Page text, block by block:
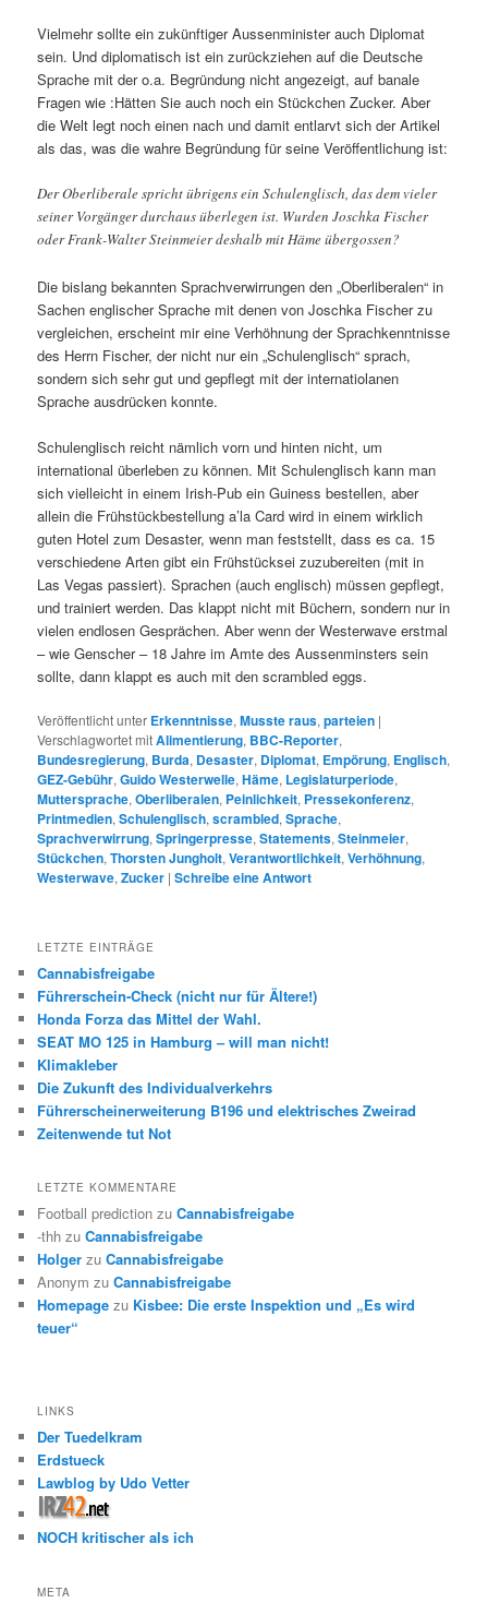
Vielmehr sollte ein zukünftiger Aussenminister auch Diplomat
sein. Und diplomatisch ist ein zurückziehen auf die Deutsche
Sprache mit der o.a. Begründung nicht angezeigt, auf banale
Fragen wie :Hätten Sie auch noch ein Stückchen Zucker. Aber
die Welt legt noch einen nach und damit entlarvt sich der Artikel
als das, was die wahre Begründung für seine Veröffentlichung ist:
Der Oberliberale spricht übrigens ein Schulenglisch, das dem vieler
seiner Vorgänger durchaus überlegen ist. Wurden Joschka Fischer
oder Frank-Walter Steinmeier deshalb mit Häme übergossen?
Die bislang bekannten Sprachverwirrungen den „Oberliberalen“ in
Sachen englischer Sprache mit denen von Joschka Fischer zu
vergleichen, erscheint mir eine Verhöhnung der Sprachkenntnisse
des Herrn Fischer, der nicht nur ein „Schulenglisch“ sprach,
sondern sich sehr gut und gepflegt mit der internatiolanen
Sprache ausdrücken konnte.
Schulenglisch reicht nämlich vorn und hinten nicht, um
international überleben zu können. Mit Schulenglisch kann man
sich vielleicht in einem Irish-Pub ein Guiness bestellen, aber
allein die Frühstückbestellung a’la Card wird in einem wirklich
guten Hotel zum Desaster, wenn man feststellt, dass es ca. 15
verschiedene Arten gibt ein Frühstücksei zuzubereiten (mit in
Las Vegas passiert). Sprachen (auch englisch) müssen gepflegt,
und trainiert werden. Das klappt nicht mit Büchern, sondern nur in
vielen endlosen Gesprächen. Aber wenn der Westerwave erstmal
– wie Genscher – 18 Jahre im Amte des Aussenminsters sein
sollte, dann klappt es auch mit den scrambled eggs.
Veröffentlicht unter Erkenntnisse,Musste raus,parteien |
Verschlagwortet mitAlimentierung, BBC-Reporter,
Bundesregierung, Burda, Desaster, Diplomat, Empörung, Englisch,
GEZ-Gebühr,Guido Westerwelle,Häme, Legislaturperiode,
Muttersprache,Oberliberalen, Peinlichkeit, Pressekonferenz,
Printmedien,Schulenglisch,scrambled,Sprache,
Sprachverwirrung,Springerpresse,Statements,Steinmeier,
Stückchen,Thorsten Jungholt,Verantwortlichkeit,Verhöhnung,
Westerwave,Zucker |Schreibe eine Antwort
LETZTE EINTRÄGE
Cannabisfreigabe
Führerschein-Check (nicht nur für Ältere!)
Honda Forza das Mittel der Wahl.
SEAT MO 125 in Hamburg – will man nicht!
Klimakleber
Die Zukunft des Individualverkehrs
Führerscheinerweiterung B196 und elektrisches Zweirad
Zeitenwende tut Not
LETZTE KOMMENTARE
Football prediction zuCannabisfreigabe
-thh zuCannabisfreigabe
Holger zuCannabisfreigabe
Anonym zuCannabisfreigabe
Homepage zu Kisbee: Die erste Inspektion und „Es wird
teuer“
LINKS
Der Tuedelkram
Erdstueck
Lawblog by Udo Vetter
NOCH kritischer als ich
META